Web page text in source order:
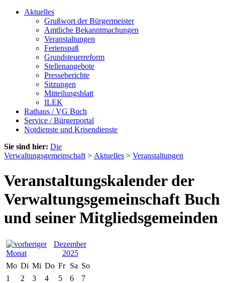
Aktuelles
Grußwort der Bürgermeister
Amtliche Bekanntmachungen
Veranstaltungen
Ferienspaß
Grundsteuerreform
Stellenangebote
Presseberichte
Sitzungen
Mitteilungsblatt
ILEK
Rathaus / VG Buch
Service / Bürgerportal
Notdienste und Krisendienste
Sie sind hier: Die
Verwaltungsgemeinschaft > Aktuelles > Veranstaltungen
Veranstaltungskalender der
Verwaltungsgemeinschaft Buch
und seiner Mitgliedsgemeinden
Dezember
2025
Mo Di Mi Do Fr Sa So
1
2 3 4 5 6
7